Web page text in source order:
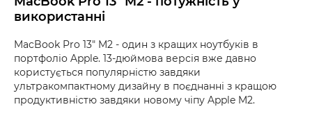
використанні
MacBook Pro 13" M2 - один з кращих ноутбуків в
портфоліо Apple. 13-дюймова версія вже давно
користується популярністю завдяки
ультракомпактному дизайну в поєднанні з кращою
продуктивністю завдяки новому чіпу Apple M2.